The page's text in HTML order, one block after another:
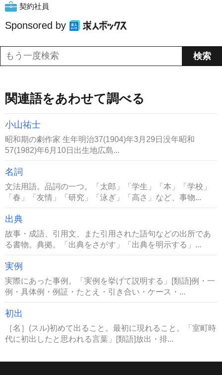
契約社員
Sponsored by
関連語をあわせて調べる
小山祐士
昭和期の劇作家 生年明治37(1904)年3月29日没年昭和
57(1982)年6月10日出生地広島...
名詞
文法用語。品詞の一つ。「太郎」「学生」「本」「学校」
「春」「友情」「研究」「泳ぎ」「高さ」など、事物...
出典
故事・成語、引用文、また引用された語句などの出所であ
る書物。典拠。「出典をさがす」「出典を明示する」...
実例
実際にあった事例。「実例を挙げて説明する」[類語]例・一
例・具体例・例証・たとえ・引き合い・ケース・...
初出
［名］(スル)初めて出ること。最初に現れること。「室町時
代に初出したと思われる言葉」[類語]放出・排...